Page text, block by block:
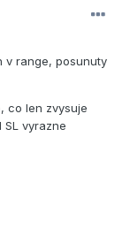
v range, posunuty
co len zvysuje
vyrazne